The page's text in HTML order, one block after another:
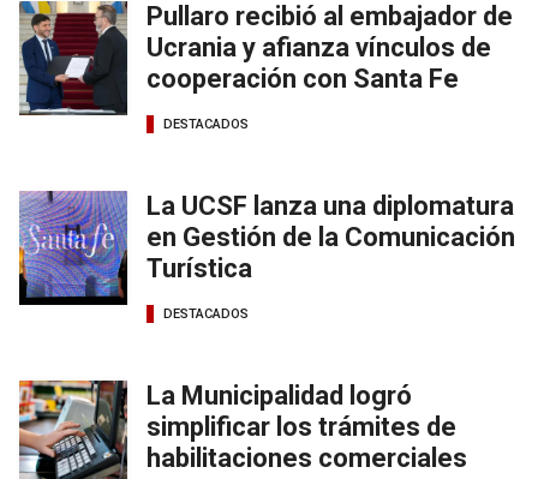
Pullaro recibió al embajador de
Ucrania y afianza vínculos de
cooperación con Santa Fe
DESTACADOS
La UCSF lanza una diplomatura
en Gestión de la Comunicación
Turística
DESTACADOS
La Municipalidad logró
simplificar los trámites de
habilitaciones comerciales